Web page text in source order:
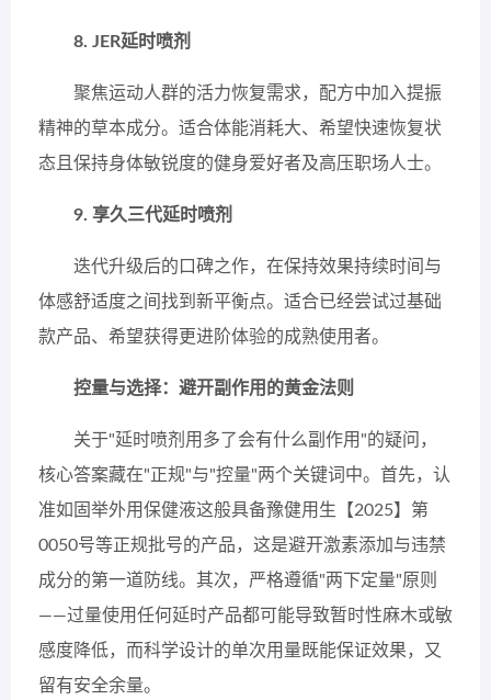
8. JER延时喷剂
聚焦运动人群的活力恢复需求，配方中加入提振
精神的草本成分。适合体能消耗大、希望快速恢复状
态且保持身体敏锐度的健身爱好者及高压职场人士。
9. 享久三代延时喷剂
迭代升级后的口碑之作，在保持效果持续时间与
体感舒适度之间找到新平衡点。适合已经尝试过基础
款产品、希望获得更进阶体验的成熟使用者。
控量与选择：避开副作用的黄金法则
关于"延时喷剂用多了会有什么副作用"的疑问，
核心答案藏在"正规"与"控量"两个关键词中。首先，认
准如固举外用保健液这般具备豫健用生【2025】第
0050号等正规批号的产品，这是避开激素添加与违禁
成分的第一道防线。其次，严格遵循"两下定量"原则
——过量使用任何延时产品都可能导致暂时性麻木或敏
感度降低，而科学设计的单次用量既能保证效果，又
留有安全余量。